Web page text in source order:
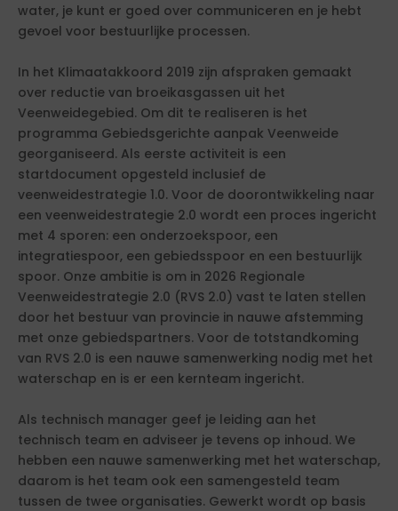
water, je kunt er goed over communiceren en je hebt
gevoel voor bestuurlijke processen.
In het Klimaatakkoord 2019 zijn afspraken gemaakt
over reductie van broeikasgassen uit het
Veenweidegebied. Om dit te realiseren is het
programma Gebiedsgerichte aanpak Veenweide
georganiseerd. Als eerste activiteit is een
startdocument opgesteld inclusief de
veenweidestrategie 1.0. Voor de doorontwikkeling naar
een veenweidestrategie 2.0 wordt een proces ingericht
met 4 sporen: een onderzoekspoor, een
integratiespoor, een gebiedsspoor en een bestuurlijk
spoor. Onze ambitie is om in 2026 Regionale
Veenweidestrategie 2.0 (RVS 2.0) vast te laten stellen
door het bestuur van provincie in nauwe afstemming
met onze gebiedspartners. Voor de totstandkoming
van RVS 2.0 is een nauwe samenwerking nodig met het
waterschap en is er een kernteam ingericht.
Als technisch manager geef je leiding aan het
technisch team en adviseer je tevens op inhoud. We
hebben een nauwe samenwerking met het waterschap,
daarom is het team ook een samengesteld team
tussen de twee organisaties. Gewerkt wordt op basis